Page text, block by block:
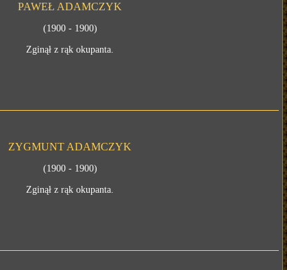
PAWEŁ ADAMCZYK
(1900 - 1900)
Zginął z rąk okupanta.
ZYGMUNT ADAMCZYK
(1900 - 1900)
Zginął z rąk okupanta.